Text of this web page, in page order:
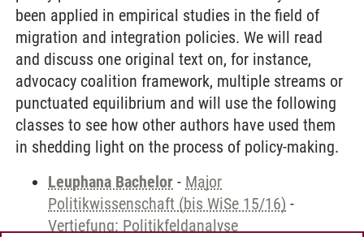
been applied in empirical studies in the field of
migration and integration policies. We will read
and discuss one original text on, for instance,
advocacy coalition framework, multiple streams or
punctuated equilibrium and will use the following
classes to see how other authors have used them
in shedding light on the process of policy-making.
Leuphana Bachelor - Major
Politikwissenschaft (bis WiSe 15/16) -
Vertiefung: Politikfeldanalyse